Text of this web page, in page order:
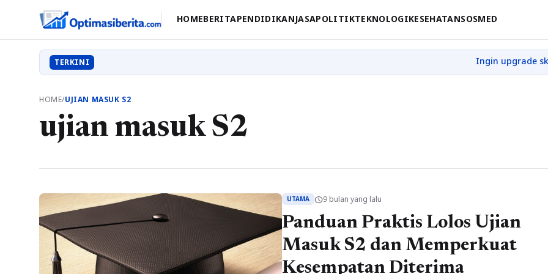
HOMEBERITAPENDIDIKANJASAPOLITIKTEKNOLOGIKESEHATANSOSMED
TERKINI
HOME/UJIAN MASUK S2
ujian masuk S2
UTAMA schedule9 bulan yang lalu
Panduan Praktis Lolos Ujian
Masuk S2 dan Memperkuat
Kesempatan Diterima